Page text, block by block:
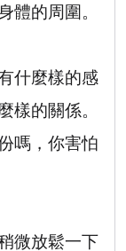
體的周圍。
什麼樣的感
樣的關係。
嗎，你害怕
微放鬆一下